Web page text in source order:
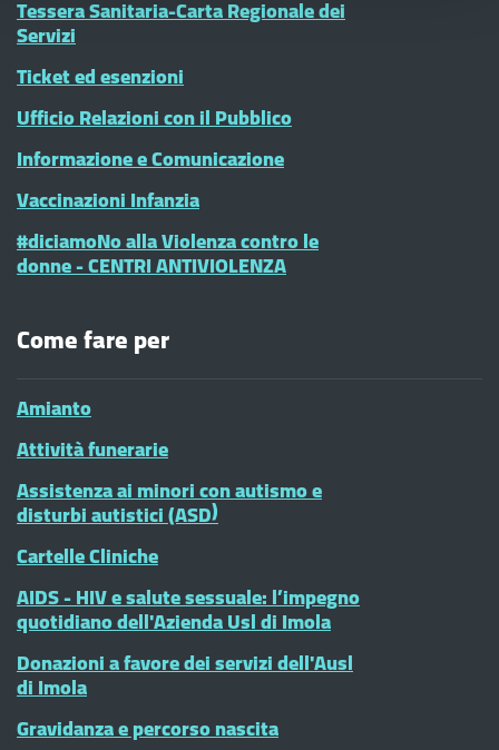
Tessera Sanitaria-Carta Regionale dei
Servizi
Ticket ed esenzioni
Ufficio Relazioni con il Pubblico
Informazione e Comunicazione
Vaccinazioni Infanzia
#diciamoNo alla Violenza contro le
donne - CENTRI ANTIVIOLENZA
Come fare per
Amianto
Attività funerarie
Assistenza ai minori con autismo e
disturbi autistici (ASD)
Cartelle Cliniche
AIDS - HIV e salute sessuale: l’impegno
quotidiano dell'Azienda Usl di Imola
Donazioni a favore dei servizi dell'Ausl
di Imola
Gravidanza e percorso nascita